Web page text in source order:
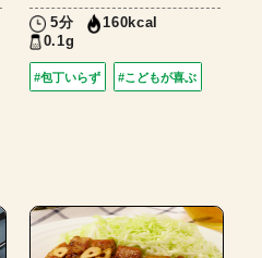
5分
160kcal
0.1g
#包丁いらず #こどもが喜ぶ